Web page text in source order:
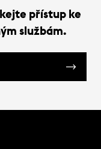
přístup ke
službám.